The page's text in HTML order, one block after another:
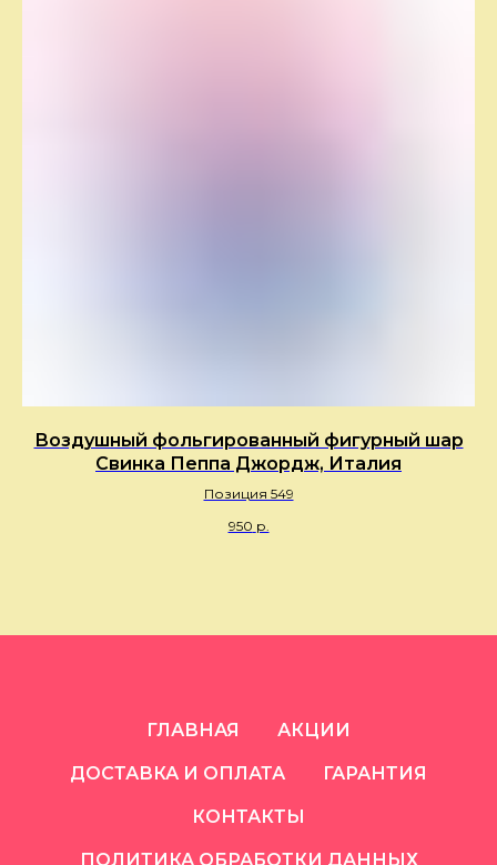
Воздушный фольгированный фигурный шар
Свинка Пеппа Джордж, Италия
Позиция 549
950 р.
ГЛАВНАЯ АКЦИИ
ДОСТАВКА И ОПЛАТА ГАРАНТИЯ
КОНТАКТЫ
ПОЛИТИКА ОБРАБОТКИ ДАННЫХ